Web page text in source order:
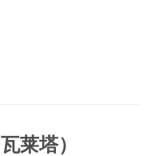
莱塔）